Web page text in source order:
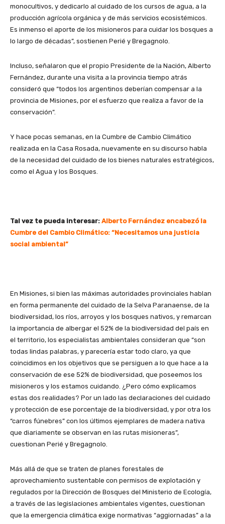
monocultivos, y dedicarlo al cuidado de los cursos de agua, a la
producción agrícola orgánica y de más servicios ecosistémicos.
Es inmenso el aporte de los misioneros para cuidar los bosques a
lo largo de décadas”, sostienen Perié y Bregagnolo.
Incluso, señalaron que el propio Presidente de la Nación, Alberto
Fernández, durante una visita a la provincia tiempo atrás
consideró que “todos los argentinos deberían compensar a la
provincia de Misiones, por el esfuerzo que realiza a favor de la
conservación”.
Y hace pocas semanas, en la Cumbre de Cambio Climático
realizada en la Casa Rosada, nuevamente en su discurso habla
de la necesidad del cuidado de los bienes naturales estratégicos,
como el Agua y los Bosques.
Tal vez te pueda interesar: Alberto Fernández encabezó la
Cumbre del Cambio Climático: “Necesitamos una justicia
social ambiental”
En Misiones, si bien las máximas autoridades provinciales hablan
en forma permanente del cuidado de la Selva Paranaense, de la
biodiversidad, los ríos, arroyos y los bosques nativos, y remarcan
la importancia de albergar el 52% de la biodiversidad del país en
el territorio, los especialistas ambientales consideran que “son
todas lindas palabras, y parecería estar todo claro, ya que
coincidimos en los objetivos que se persiguen a lo que hace a la
conservación de ese 52% de biodiversidad, que poseemos los
misioneros y los estamos cuidando. ¿Pero cómo explicamos
estas dos realidades? Por un lado las declaraciones del cuidado
y protección de ese porcentaje de la biodiversidad, y por otra los
“carros fúnebres” con los últimos ejemplares de madera nativa
que diariamente se observan en las rutas misioneras”,
cuestionan Perié y Bregagnolo.
Más allá de que se traten de planes forestales de
aprovechamiento sustentable con permisos de explotación y
regulados por la Dirección de Bosques del Ministerio de Ecología,
a través de las legislaciones ambientales vigentes, cuestionan
que la emergencia climática exige normativas “aggiornadas” a la